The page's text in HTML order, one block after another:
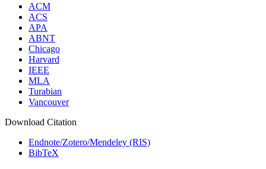
ACM
ACS
APA
ABNT
Chicago
Harvard
IEEE
MLA
Turabian
Vancouver
Download Citation
Endnote/Zotero/Mendeley (RIS)
BibTeX